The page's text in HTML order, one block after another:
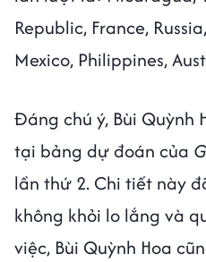
Republic, France,
Mexico, Philippines,
Đáng chú ý, Bùi Quỳnh
tại bảng dự đoán của
lần thứ 2. Chi tiết này
không khỏi lo lắng và
việc, Bùi Quỳnh Hoa